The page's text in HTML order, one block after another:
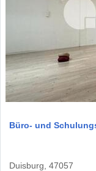
Büro- und
Duisburg, 47057